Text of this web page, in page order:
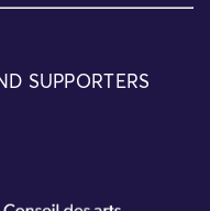
SUPPORTERS